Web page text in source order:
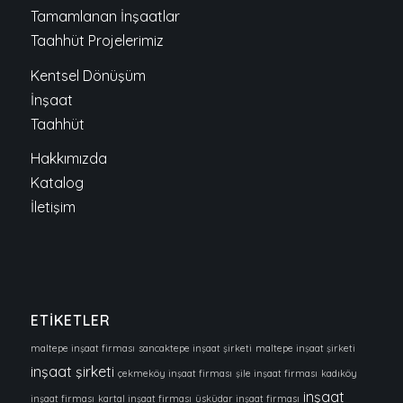
Tamamlanan İnşaatlar
Taahhüt Projelerimiz
Kentsel Dönüşüm
İnşaat
Taahhüt
Hakkımızda
Katalog
İletişim
ETİKETLER
maltepe inşaat firması sancaktepe inşaat şirketi maltepe inşaat şirketi
inşaat şirketi çekmeköy inşaat firması şile inşaat firması kadıköy
inşaat firması kartal inşaat firması üsküdar inşaat firması inşaat